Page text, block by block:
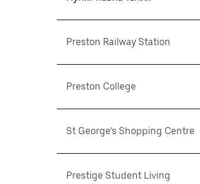
Preston Railway Station
Preston College
St George’s Shopping Centre
Prestige Student Living